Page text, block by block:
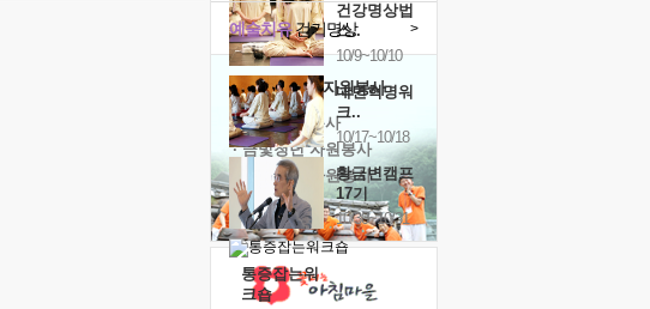
건강명상법
스..
10/9~10/10
내면혁명워
크..
10/17~10/18
황금변캠프
17기
10/30~10/31
통증잡는워
크숍
예술치유걷기명상 >
'옹달샘의 꽃'자원봉사
· 청년 자원봉사
· 금빛청년 자원봉사
· 음식연구 자원봉사